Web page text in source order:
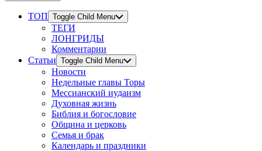
ТОП Toggle Child Menu
ТЕГИ
ЛОНГРИДЫ
Комментарии
Статьи Toggle Child Menu
Новости
Недельные главы Торы
Мессианский иудаизм
Духовная жизнь
Библия и богословие
Община и церковь
Семья и брак
Календарь и праздники